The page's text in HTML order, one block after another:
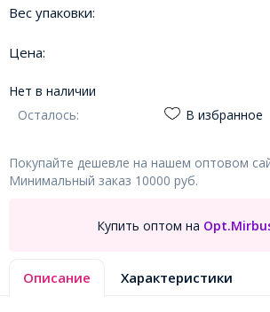
Вес упаковки:
Цена:
Нет в наличии
Осталось:
В избранное
Покупайте дешевле на нашем оптовом
Минимальный заказ 10000 руб.
Купить оптом на
Описание Характеристики